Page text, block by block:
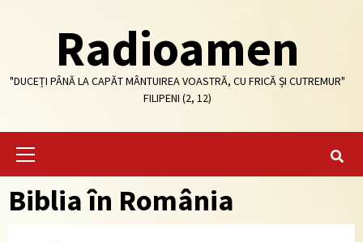
Radioamen
"DUCEȚI PÂNĂ LA CAPĂT MÂNTUIREA VOASTRĂ, CU FRICĂ ȘI CUTREMUR"
FILIPENI (2, 12)
Primary
Biblia în România